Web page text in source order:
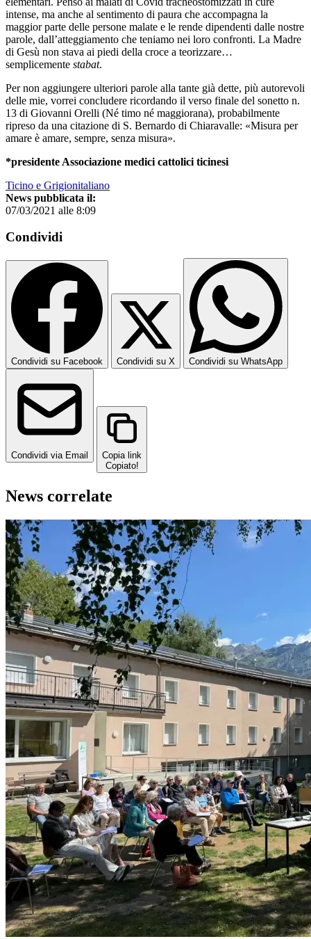
intense, ma anche al sentimento di paura che accompagna la
maggior parte delle persone malate e le rende dipendenti dalle nostre
parole, dall’atteggiamento che teniamo nei loro confronti. La Madre
di Gesù non stava ai piedi della croce a teorizzare…
semplicemente stabat.
Per non aggiungere ulteriori parole alla tante già dette, più autorevoli
delle mie, vorrei concludere ricordando il verso finale del sonetto n.
13 di Giovanni Orelli (Né timo né maggiorana), probabilmente
ripreso da una citazione di S. Bernardo di Chiaravalle: «Misura per
amare è amare, sempre, senza misura».
*presidente Associazione medici cattolici ticinesi
Ticino e Grigionitaliano
News pubblicata il:
07/03/2021 alle 8:09
Condividi
Condividi su Facebook Condividi su X Condividi su WhatsApp
Condividi via Email
Copia link
Copiato!
News correlate